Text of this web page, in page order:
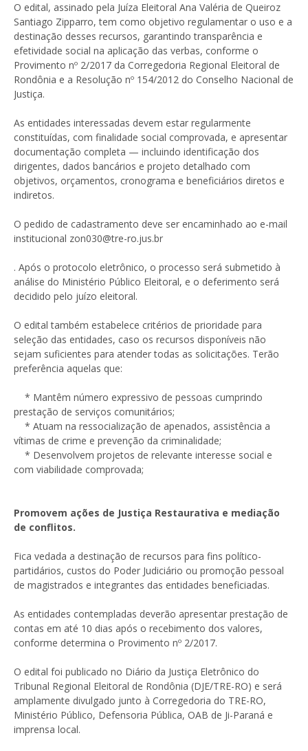
O edital, assinado pela Juíza Eleitoral Ana Valéria de Queiroz
Santiago Zipparro, tem como objetivo regulamentar o uso e a
destinação desses recursos, garantindo transparência e
efetividade social na aplicação das verbas, conforme o
Provimento nº 2/2017 da Corregedoria Regional Eleitoral de
Rondônia e a Resolução nº 154/2012 do Conselho Nacional de
Justiça.
As entidades interessadas devem estar regularmente
constituídas, com finalidade social comprovada, e apresentar
documentação completa — incluindo identificação dos
dirigentes, dados bancários e projeto detalhado com
objetivos, orçamentos, cronograma e beneficiários diretos e
indiretos.
O pedido de cadastramento deve ser encaminhado ao e-mail
institucional zon030@tre-ro.jus.br
. Após o protocolo eletrônico, o processo será submetido à
análise do Ministério Público Eleitoral, e o deferimento será
decidido pelo juízo eleitoral.
O edital também estabelece critérios de prioridade para
seleção das entidades, caso os recursos disponíveis não
sejam suficientes para atender todas as solicitações. Terão
preferência aquelas que:
* Mantêm número expressivo de pessoas cumprindo
prestação de serviços comunitários;
* Atuam na ressocialização de apenados, assistência a
vítimas de crime e prevenção da criminalidade;
* Desenvolvem projetos de relevante interesse social e
com viabilidade comprovada;
Promovem ações de Justiça Restaurativa e mediação
de conflitos.
Fica vedada a destinação de recursos para fins político-
partidários, custos do Poder Judiciário ou promoção pessoal
de magistrados e integrantes das entidades beneficiadas.
As entidades contempladas deverão apresentar prestação de
contas em até 10 dias após o recebimento dos valores,
conforme determina o Provimento nº 2/2017.
O edital foi publicado no Diário da Justiça Eletrônico do
Tribunal Regional Eleitoral de Rondônia (DJE/TRE-RO) e será
amplamente divulgado junto à Corregedoria do TRE-RO,
Ministério Público, Defensoria Pública, OAB de Ji-Paraná e
imprensa local.